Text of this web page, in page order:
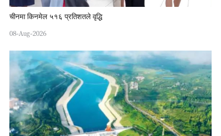
चीनमा किनमेल ५१६ प्रतिशतले वृद्धि
08-Aug-2026